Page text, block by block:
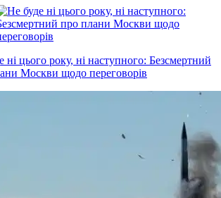
ні цього року, ні наступного: Безсмертний
Москви щодо переговорів